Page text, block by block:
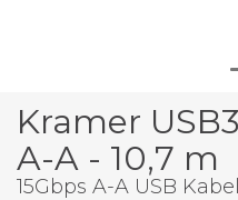
Kramer
A-A - 10,7 m
15Gbps A-A USB